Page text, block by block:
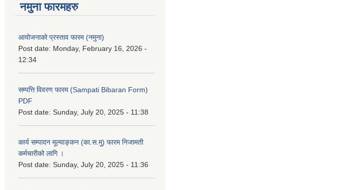
नमुना फारमहरु
आयोजनाको प्रस्ताव फारम (नमुना)
Post date: Monday, February 16, 2026 -
12:34
सम्पत्ति विवरण फारम (Sampati Bibaran Form)
PDF
Post date: Sunday, July 20, 2025 - 11:38
कार्य सम्पादन मूल्याङ्कन (का.स.मु) फारम निजामती
कर्मचारीको लागि ।
Post date: Sunday, July 20, 2025 - 11:36